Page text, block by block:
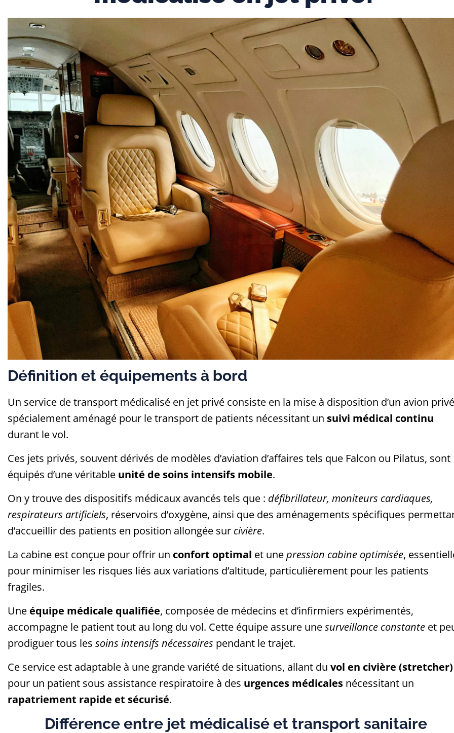
Définition et équipements à bord
Un service de transport médicalisé en jet privé consiste en la mise à disposition d’un avion privé
spécialement aménagé pour le transport de patients nécessitant un suivi médical continu
durant le vol.
Ces jets privés, souvent dérivés de modèles d’aviation d’affaires tels que Falcon ou Pilatus, sont
équipés d’une véritable unité de soins intensifs mobile.
On y trouve des dispositifs médicaux avancés tels que : défibrillateur, moniteurs cardiaques,
respirateurs artificiels, réservoirs d’oxygène, ainsi que des aménagements spécifiques
d’accueillir des patients en position allongée sur civière.
La cabine est conçue pour offrir un confort optimal et unepression cabine optimisée,
pour minimiser les risques liés aux variations d’altitude, particulièrement pour les patients
fragiles.
Une équipe médicale qualifiée, composée de médecins et d’infirmiers expérimentés,
accompagne le patient tout au long du vol. Cette équipe assure unesurveillance constante et
prodiguer tous les soins intensifs nécessaires pendant le trajet.
Ce service est adaptable à une grande variété de situations, allant du vol en civière (stretcher)
pour un patient sous assistance respiratoire à des urgences médicales nécessitant un
rapatriement rapide et sécurisé.
Différence entre jet médicalisé et transport sanitaire